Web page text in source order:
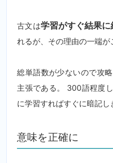
古文は学習がすぐ結果に
れるが、その理由の一端が
総単語数が少ないので攻
主張である。 300語程度
に学習すればすぐに暗記し
意味を正確に